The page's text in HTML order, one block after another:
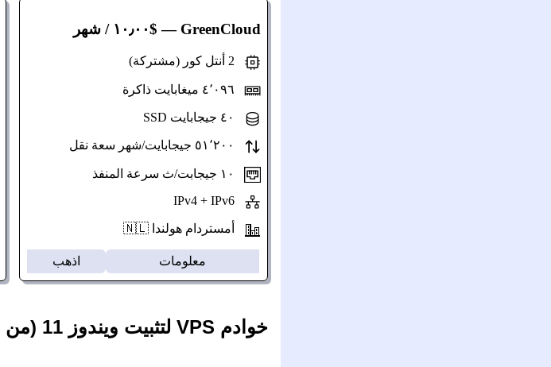
GreenCloud — $١٠٫٠٠ / شهر
٤٬٠٩٦ ميغابايت ذاكرة
أمستردام هولندا 🇳🇱
معلومات اذهب
خوادم VPS لتثبيت ويندوز 11 (من ISO):